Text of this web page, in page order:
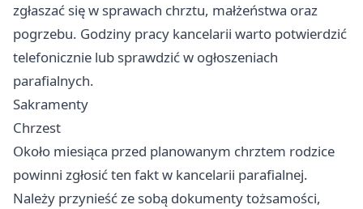
zgłaszać się w sprawach chrztu, małżeństwa oraz
pogrzebu. Godziny pracy kancelarii warto potwierdzić
telefonicznie lub sprawdzić w ogłoszeniach
parafialnych.
Sakramenty
Chrzest
Około miesiąca przed planowanym chrztem rodzice
powinni zgłosić ten fakt w kancelarii parafialnej.
Należy przynieść ze sobą dokumenty tożsamości,